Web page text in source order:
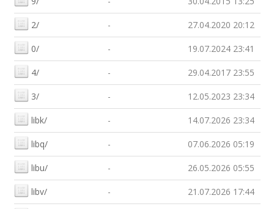
2/ - 27.04.2020 20:12
0/ - 19.07.2024 23:41
4/ - 29.04.2017 23:55
3/ - 12.05.2023 23:34
libk/ - 14.07.2026 23:34
libq/ - 07.06.2026 05:19
libu/ - 26.05.2026 05:55
libv/ - 21.07.2026 17:44